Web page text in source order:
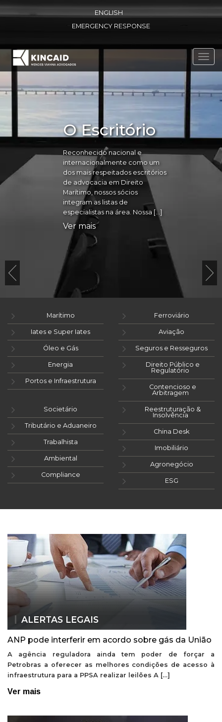
ENGLISH
EMERGENCY RESPONSE
O Escritório
Reconhecido nacional e
internacionalmente como um
dos mais respeitados escritórios
de advocacia em Direito
Marítimo, nossos sócios
integram as listas de
especialistas na área. Nossa […]
Ver mais
Marítimo
Iates e Super Iates
Óleo e Gás
Energia
Portos e Infraestrutura
Ferroviário
Aviação
Seguros e Resseguros
Direito Público e
Regulatório
Contencioso e
Arbitragem
Societário
Tributário e Aduaneiro
Trabalhista
Ambiental
Compliance
Reestruturação &
Insolvência
China Desk
Imobiliário
Agronegócio
ESG
ALERTAS LEGAIS
ANP pode interferir em acordo sobre gás da União
A agência reguladora ainda tem poder de forçar a
Petrobras a oferecer as melhores condições de acesso à
infraestrutura para a PPSA realizar leilões A […]
Ver mais